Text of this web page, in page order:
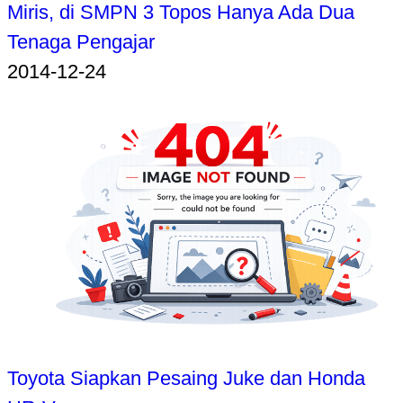
Miris, di SMPN 3 Topos Hanya Ada Dua
Tenaga Pengajar
2014-12-24
Toyota Siapkan Pesaing Juke dan Honda